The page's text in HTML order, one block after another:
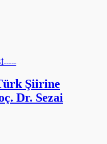
Şiirine
Dr. Sezai